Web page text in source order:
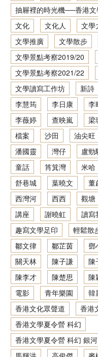
抽屜裡的時光機──香港
文化
文化人
文學
文學推廣
文學散步
文學景點考察2019/20
文學景點考察2021/22
文學讀寫工作坊
新詩
李慧筠
李日康 李
李薇婷
查映嵐 梁
檔案
沙田 油尖旺
潘國靈
灣仔 盧勁
童話
筲箕灣 米哈
舒巷城
葉曉文 董
西灣河
西西 觀塘
講座
謝曉虹 讀寫
趣寫文學足印
輕鬆散
鄒文律
鄒芷茵 鄧
關天林
陳子謙 陳
陳李才
陳楚思 陳
電影
青年樂園 韓
香港文化眾聲道
香港
香港文學夏令營 科幻
香港文學夏令營 科幻 銀